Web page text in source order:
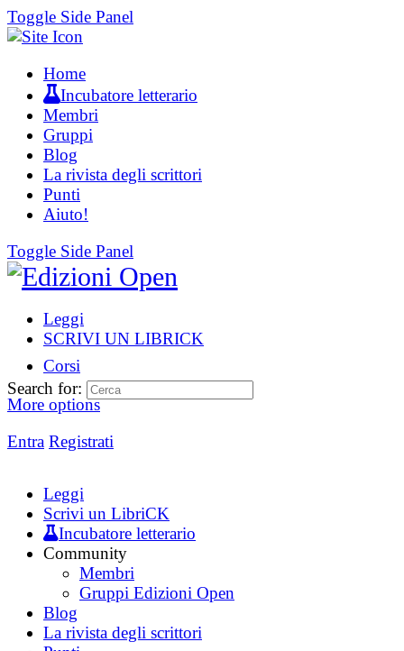
Toggle Side Panel
Home
Incubatore letterario
Membri
Gruppi
Blog
La rivista degli scrittori
Punti
Aiuto!
Toggle Side Panel
Leggi
SCRIVI UN LIBRICK
Corsi
More options
Entra Registrati
Search for:
Leggi
Scrivi un LibriCK
Incubatore letterario
Community
Membri
Gruppi Edizioni Open
Blog
La rivista degli scrittori